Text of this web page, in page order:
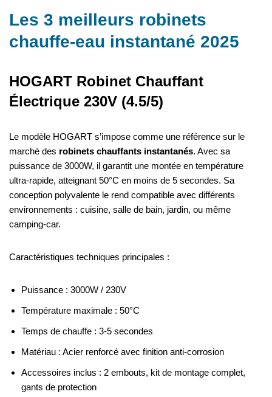
Les 3 meilleurs robinets
chauffe-eau instantané 2025
HOGART Robinet Chauffant
Électrique 230V (4.5/5)
Le modèle HOGART s’impose comme une référence sur le
marché des robinets chauffants instantanés. Avec sa
puissance de 3000W, il garantit une montée en température
ultra-rapide, atteignant 50°C en moins de 5 secondes. Sa
conception polyvalente le rend compatible avec différents
environnements : cuisine, salle de bain, jardin, ou même
camping-car.
Caractéristiques techniques principales :
Puissance : 3000W / 230V
Température maximale : 50°C
Temps de chauffe : 3-5 secondes
Matériau : Acier renforcé avec finition anti-corrosion
Accessoires inclus : 2 embouts, kit de montage complet,
gants de protection